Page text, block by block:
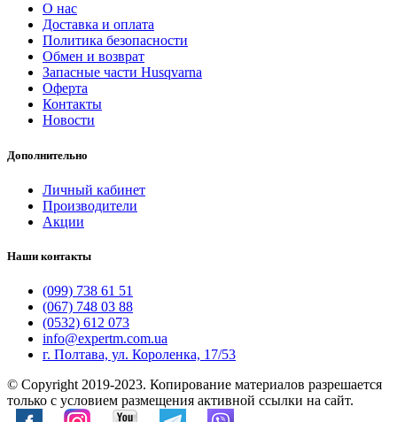
О нас
Доставка и оплата
Политика безопасности
Обмен и возврат
Запасные части Husqvarna
Оферта
Контакты
Новости
Дополнительно
Личный кабинет
Производители
Акции
Наши контакты
(099) 738 61 51
(067) 748 03 88
(0532) 612 073
info@expertm.com.ua
г. Полтава, ул. Короленка, 17/53
© Copyright 2019-2023. Копирование материалов разрешается
только с условием размещения активной ссылки на сайт.